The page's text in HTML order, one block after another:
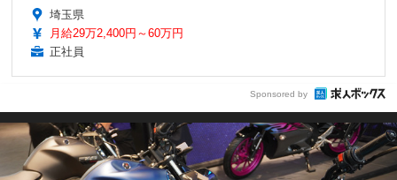
埼玉県
月給29万2,400円～60万円
正社員
Sponsored by